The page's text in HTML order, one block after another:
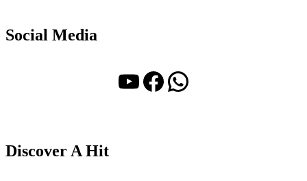
Social Media
YouTube
Facebook
WhatsApp
Discover A Hit